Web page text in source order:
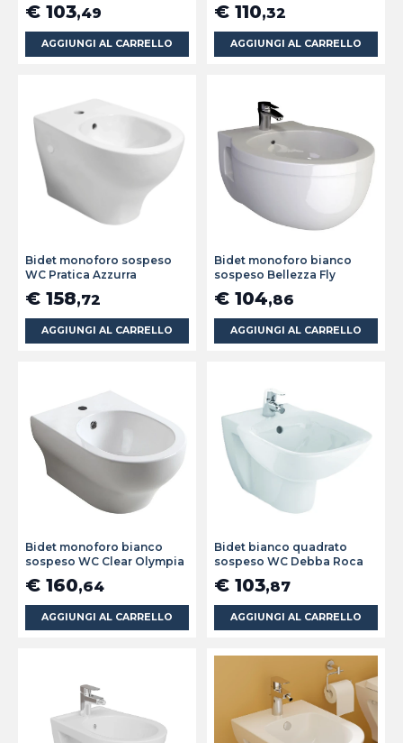
€ 103,49
AGGIUNGI AL CARRELLO
€ 110,32
AGGIUNGI AL CARRELLO
Bidet monoforo sospeso
WC Pratica Azzurra
€ 158,72
AGGIUNGI AL CARRELLO
Bidet monoforo bianco
sospeso Bellezza Fly
€ 104,86
AGGIUNGI AL CARRELLO
Bidet monoforo bianco
sospeso WC Clear Olympia
€ 160,64
AGGIUNGI AL CARRELLO
Bidet bianco quadrato
sospeso WC Debba Roca
€ 103,87
AGGIUNGI AL CARRELLO